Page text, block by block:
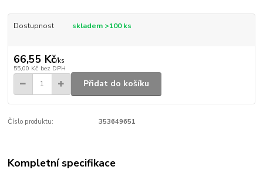
Dostupnost skladem >100 ks
66,55 Kč/ks
55,00 Kč bez DPH
Přidat do košíku
Číslo produktu: 353649651
Kompletní specifikace